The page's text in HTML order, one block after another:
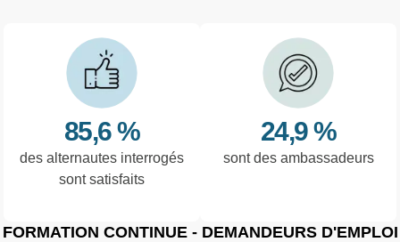
85,6 %
des alternautes interrogés
sont satisfaits
24,9 %
sont des ambassadeurs
FORMATION CONTINUE - DEMANDEURS D'EMPLOI